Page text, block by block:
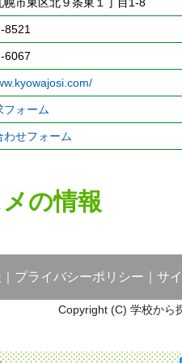
幌市東区北９条東１丁目1-8
8521
6067
フォーム
わせフォーム
の情報
プライバシーポリシー サ
Copyright (C) 学校から